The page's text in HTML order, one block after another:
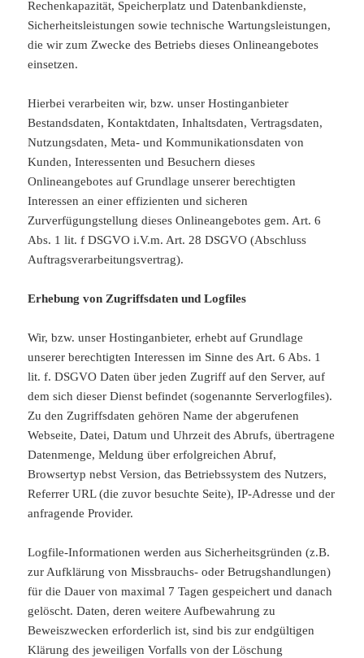
Rechenkapazität, Speicherplatz und Datenbankdienste,
Sicherheitsleistungen sowie technische Wartungsleistungen,
die wir zum Zwecke des Betriebs dieses Onlineangebotes
einsetzen.
Hierbei verarbeiten wir, bzw. unser Hostinganbieter
Bestandsdaten, Kontaktdaten, Inhaltsdaten, Vertragsdaten,
Nutzungsdaten, Meta- und Kommunikationsdaten von
Kunden, Interessenten und Besuchern dieses
Onlineangebotes auf Grundlage unserer berechtigten
Interessen an einer effizienten und sicheren
Zurverfügungstellung dieses Onlineangebotes gem. Art. 6
Abs. 1 lit. f DSGVO i.V.m. Art. 28 DSGVO (Abschluss
Auftragsverarbeitungsvertrag).
Erhebung von Zugriffsdaten und Logfiles
Wir, bzw. unser Hostinganbieter, erhebt auf Grundlage
unserer berechtigten Interessen im Sinne des Art. 6 Abs. 1
lit. f. DSGVO Daten über jeden Zugriff auf den Server, auf
dem sich dieser Dienst befindet (sogenannte Serverlogfiles).
Zu den Zugriffsdaten gehören Name der abgerufenen
Webseite, Datei, Datum und Uhrzeit des Abrufs, übertragene
Datenmenge, Meldung über erfolgreichen Abruf,
Browsertyp nebst Version, das Betriebssystem des Nutzers,
Referrer URL (die zuvor besuchte Seite), IP-Adresse und der
anfragende Provider.
Logfile-Informationen werden aus Sicherheitsgründen (z.B.
zur Aufklärung von Missbrauchs- oder Betrugshandlungen)
für die Dauer von maximal 7 Tagen gespeichert und danach
gelöscht. Daten, deren weitere Aufbewahrung zu
Beweiszwecken erforderlich ist, sind bis zur endgültigen
Klärung des jeweiligen Vorfalls von der Löschung